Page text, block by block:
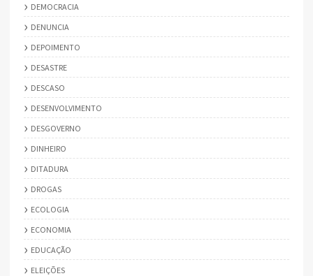
DEMOCRACIA
DENUNCIA
DEPOIMENTO
DESASTRE
DESCASO
DESENVOLVIMENTO
DESGOVERNO
DINHEIRO
DITADURA
DROGAS
ECOLOGIA
ECONOMIA
EDUCAÇÃO
ELEIÇÕES